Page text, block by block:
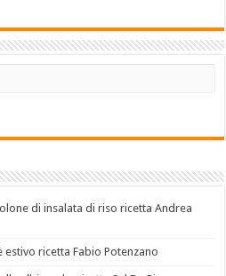
di insalata di riso ricetta Andrea
ricetta Fabio Potenzano